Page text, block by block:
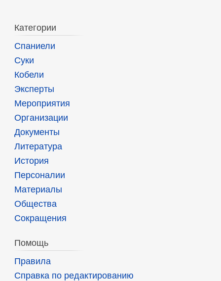
Категории
Спаниели
Суки
Кобели
Эксперты
Мероприятия
Организации
Документы
Литература
История
Персоналии
Материалы
Общества
Сокращения
Помощь
Правила
Справка по редактированию